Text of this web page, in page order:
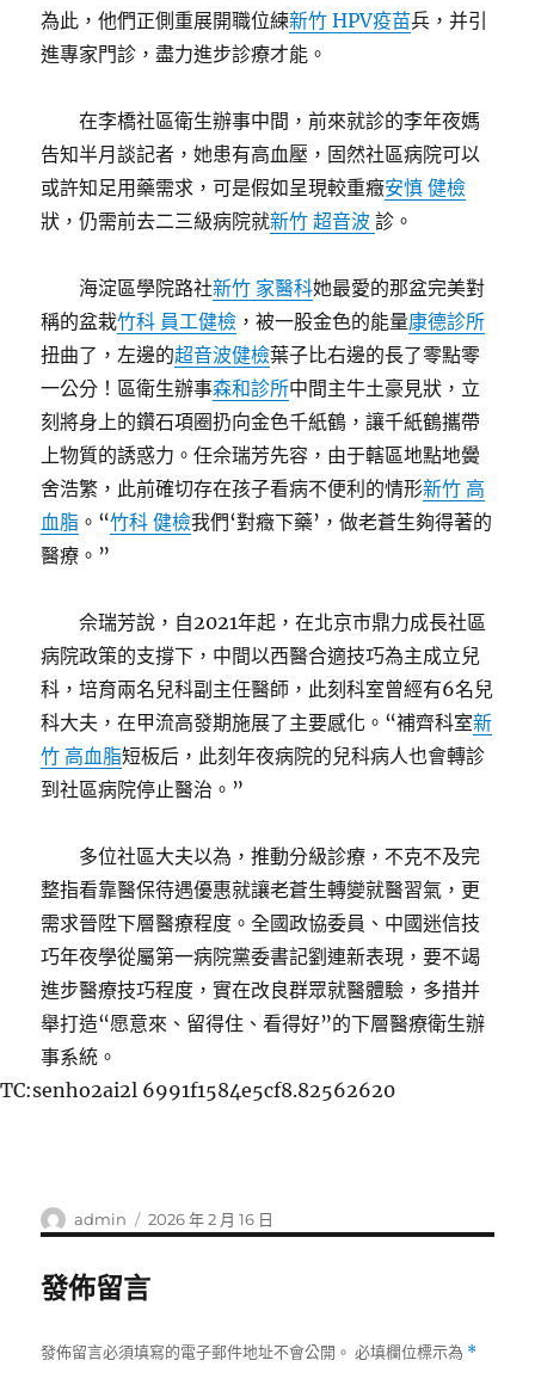
為此，他們正側重展開職位練新竹 HPV疫苗兵，并引
進專家門診，盡力進步診療才能。
在李橋社區衛生辦事中間，前來就診的李年夜媽
告知半月談記者，她患有高血壓，固然社區病院可以
或許知足用藥需求，可是假如呈現較重癥安慎 健檢
狀，仍需前去二三級病院就新竹 超音波診。
海淀區學院路社新竹 家醫科她最愛的那盆完美對
稱的盆栽竹科 員工健檢 ，被一股金色的能量康德診所
扭曲了，左邊的超音波健檢葉子比右邊的長了零點零
一公分！區衛生辦事森和診所中間主牛土豪見狀，立
刻將身上的鑽石項圈扔向金色千紙鶴，讓千紙鶴攜帶
上物質的誘惑力。任佘瑞芳先容，由于轄區地點地黌
舍浩繁，此前確切存在孩子看病不便利的情形新竹 高
血脂 。“竹科 健檢我們‘對癥下藥’，做老蒼生夠得著的
醫療。”
佘瑞芳說，自2021年起，在北京市鼎力成長社區
病院政策的支撐下，中間以西醫合適技巧為主成立兒
科，培育兩名兒科副主任醫師，此刻科室曾經有6名兒
科大夫，在甲流高發期施展了主要感化。“補齊科室新
竹 高血脂短板后，此刻年夜病院的兒科病人也會轉診
到社區病院停止醫治。”
多位社區大夫以為，推動分級診療，不克不及完
整指看靠醫保待遇優惠就讓老蒼生轉變就醫習氣，更
需求晉陞下層醫療程度。全國政協委員、中國迷信技
巧年夜學從屬第一病院黨委書記劉連新表現，要不竭
進步醫療技巧程度，實在改良群眾就醫體驗，多措并
舉打造“愿意來、留得住、看得好”的下層醫療衛生辦
事系統。
TC:senho2ai2l 6991f1584e5cf8.82562620
作
者
admin
發
佈
2026 年 2 月 16 日
發佈留言
發佈留言必須填寫的電子郵件地址不會公開。 必填欄位標示為 *